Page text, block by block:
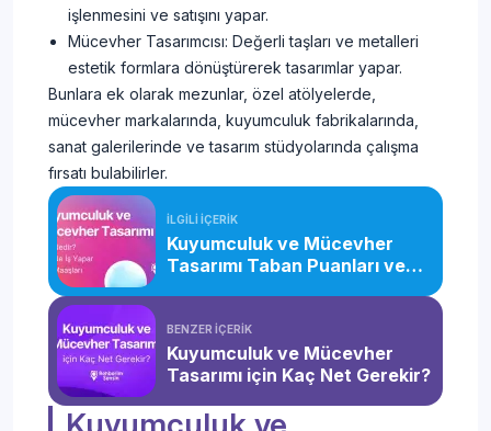
işlenmesini ve satışını yapar.
Mücevher Tasarımcısı: Değerli taşları ve metalleri
estetik formlara dönüştürerek tasarımlar yapar.
Bunlara ek olarak mezunlar, özel atölyelerde,
mücevher markalarında, kuyumculuk fabrikalarında,
sanat galerilerinde ve tasarım stüdyolarında çalışma
fırsatı bulabilirler.
İLGİLİ İÇERİK
Kuyumculuk ve Mücevher
Tasarımı Taban Puanları ve
BENZER İÇERİK
Kuyumculuk ve Mücevher
Tasarımı için Kaç Net Gerekir?